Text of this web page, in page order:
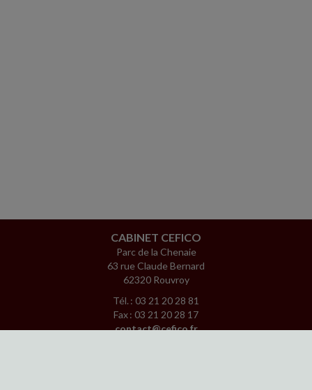
CABINET CEFICO
Parc de la Chenaie
63 rue Claude Bernard
62320 Rouvroy
Tél. : 03 21 20 28 81
Fax : 03 21 20 28 17
contact@cefico.fr